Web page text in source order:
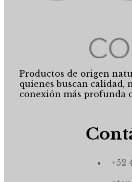
Productos de origen
quienes buscan calidad,
conexión más profunda
+52